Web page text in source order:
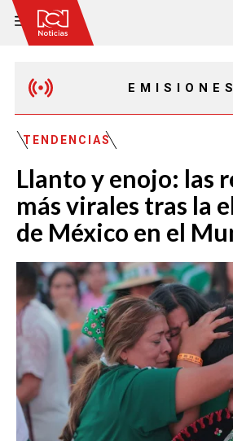
EMISIONES
MAÑANA EXPRESS
EMISIÓN 12:30 PM
EMISIÓN 7:00 PM
EMISIÓN 11:30 PM
TENDENCIAS
Llanto y enojo: las
más virales tras la
de México en el